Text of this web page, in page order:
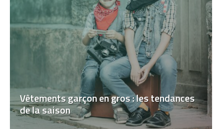
Vêtements garçon en gros : les tendances
de la saison